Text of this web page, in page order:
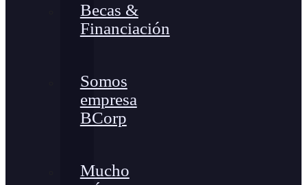
Becas &
Financiación
Somos
empresa
BCorp
Mucho